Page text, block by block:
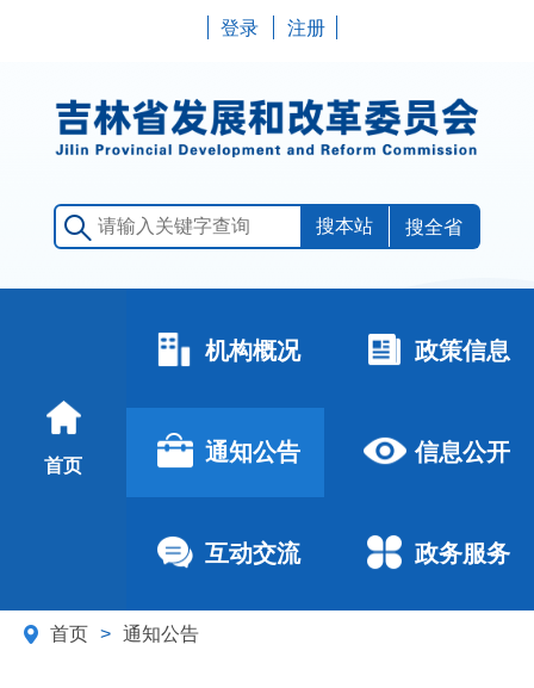
登录 注册
搜全省
首页
机构概况 政策信息
通知公告 信息公开
互动交流 政务服务
首页 > 通知公告